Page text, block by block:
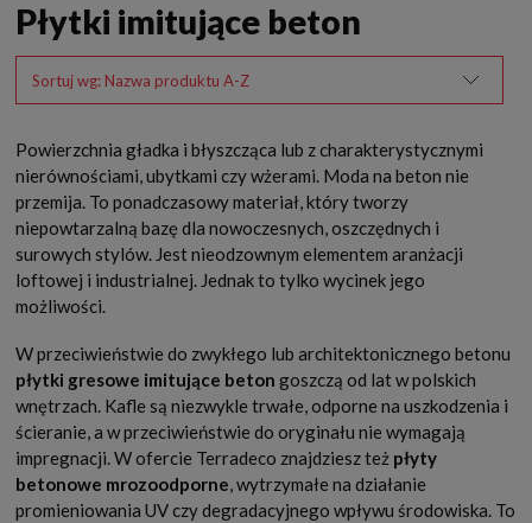
Płytki imitujące beton
Sortuj wg: Nazwa produktu A-Z
Powierzchnia gładka i błyszcząca lub z charakterystycznymi
nierównościami, ubytkami czy wżerami. Moda na beton nie
przemija. To ponadczasowy materiał, który tworzy
niepowtarzalną bazę dla nowoczesnych, oszczędnych i
surowych stylów. Jest nieodzownym elementem aranżacji
loftowej i industrialnej. Jednak to tylko wycinek jego
możliwości.
W przeciwieństwie do zwykłego lub architektonicznego betonu
płytki gresowe imitujące beton goszczą od lat w polskich
wnętrzach. Kafle są niezwykle trwałe, odporne na uszkodzenia i
ścieranie, a w przeciwieństwie do oryginału nie wymagają
impregnacji. W ofercie Terradeco znajdziesz też płyty
betonowe mrozoodporne, wytrzymałe na działanie
promieniowania UV czy degradacyjnego wpływu środowiska. To